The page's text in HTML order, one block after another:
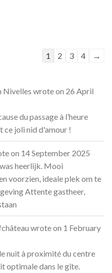
Guestbook
1 2 3 4
→
Nivelles wrote on 26 April
du passage à l’heure
ce joli nid d'amour !
on 14 September 2025
heerlijk. Mooi
voorzien, ideale plek om te
Attente gastheer,
wrote on 1 February
nuit à proximité du centre
optimale dans le gîte.